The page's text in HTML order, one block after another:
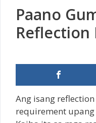
Paano
Reflection
Ang isang
requirement